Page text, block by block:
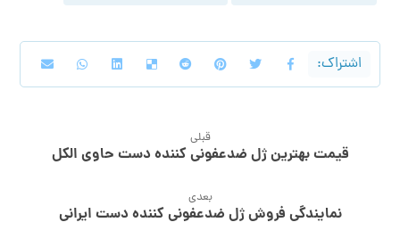
قبلی
قیمت بهترین ژل ضدعفونی کننده دست حاوی الکل
بعدی
نمایندگی فروش ژل ضدعفونی کننده دست ایرانی